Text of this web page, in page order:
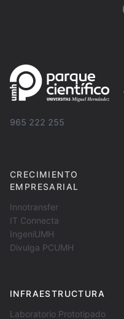
965 222 255
CRECIMIENTO
EMPRESARIAL
Innotransfer
IT Connecta
IngeniUMH
Divulga PCUMH
INFRAESTRUCTURA
Laboratorio Prototipado